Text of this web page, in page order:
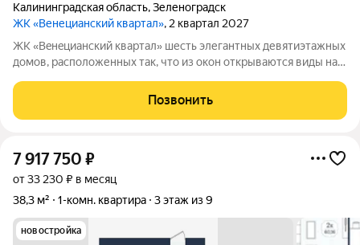
Калининградская область,Зеленоградск
ЖК «Венецианский квартал», 2 квартал 2027
ЖК «Вeнeцианcкий квартал» шесть элегантных девятиэтажных
домов, расположенных так, что из окон открываются виды на
-Квартиры в комплексе сдаются в качественном сером ключе.
-Дома имеют высокий
Позвонить
7 917 750 ₽
от 33 230 ₽ в месяц
38,3 м²
1-комн. квартира 3 этаж из 9
новостройка